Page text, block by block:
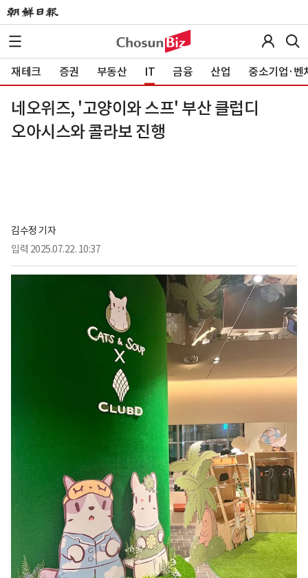
재테크 증권 부동산 IT 금융 산업 중소기업·벤
네오위즈, '고양이와 스프' 부산 클럽디
오아시스와 콜라보 진행
김수정 기자
입력 2025.07.22. 10:37